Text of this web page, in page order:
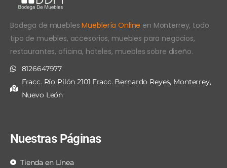
Bodega de mueblesMueblería Online en Monterrey, todo
tipo de muebles, accesorios, muebles para negocios,
restaurantes, oficina, hoteles, muebles sobre diseño.
8126647977
Fracc. Río Pilón 2101 Fracc. Bernardo Reyes, Monterrey,
Nuevo León
Nuestras Páginas
Tienda en Línea